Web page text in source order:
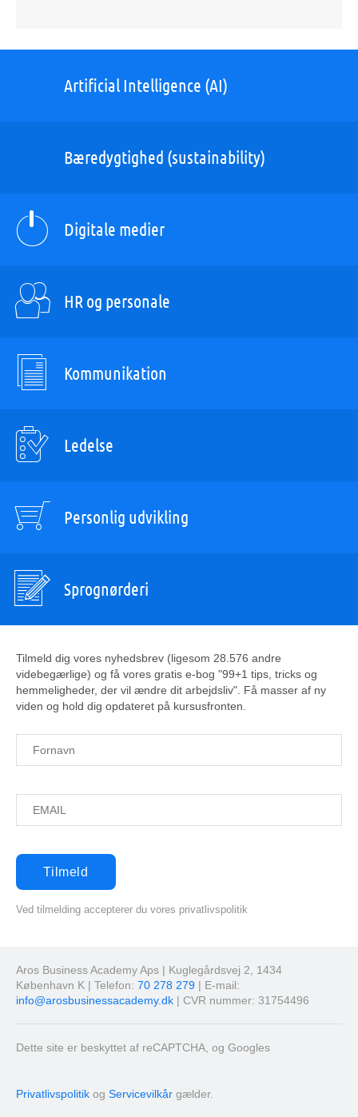
Artificial Intelligence (AI)
Bæredygtighed (sustainability)
Digitale medier
HR og personale
Kommunikation
Ledelse
Personlig udvikling
Sprognørderi
Tilmeld dig vores nyhedsbrev (ligesom 28.576 andre
videbegærlige) og få vores gratis e-bog "99+1 tips, tricks og
hemmeligheder, der vil ændre dit arbejdsliv". Få masser af ny
viden og hold dig opdateret på kursusfronten.
Ved tilmelding accepterer du vores privatlivspolitik
Aros Business Academy Aps | Kuglegårdsvej 2, 1434
København K | Telefon: 70 278 279 | E-mail:
info@arosbusinessacademy.dk | CVR nummer: 31754496
Dette site er beskyttet af reCAPTCHA, og Googles
Privatlivspolitik og Servicevilkår gælder.